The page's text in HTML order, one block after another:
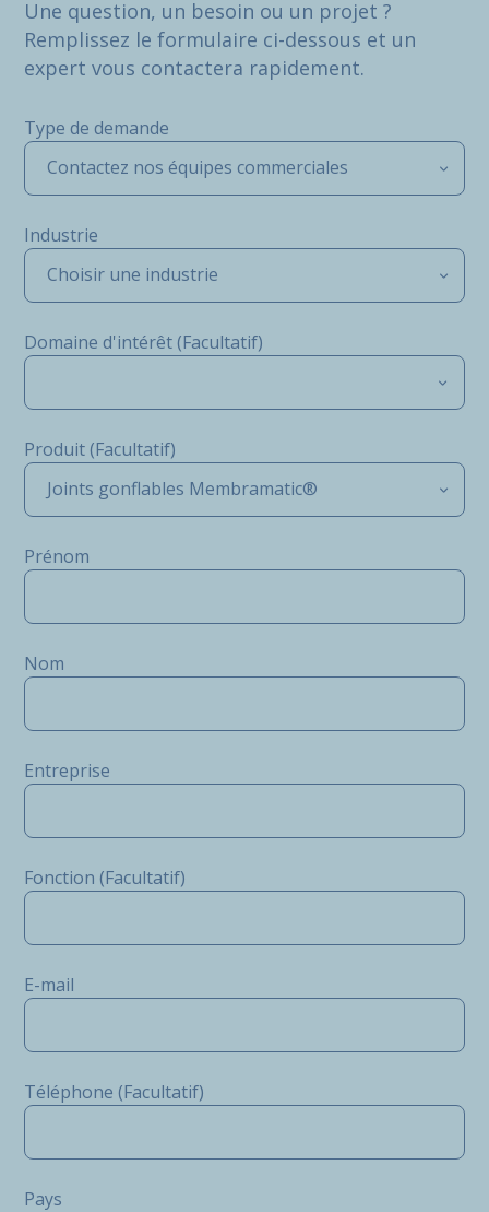
Une question, un besoin ou un projet ?
Remplissez le formulaire ci-dessous et un
expert vous contactera rapidement.
Type de demande
Contactez nos équipes commerciales
Industrie
Choisir une industrie
Domaine d'intérêt (Facultatif)
Produit (Facultatif)
Joints gonflables Membramatic®
Prénom
Nom
Entreprise
Fonction (Facultatif)
E-mail
Téléphone (Facultatif)
Pays